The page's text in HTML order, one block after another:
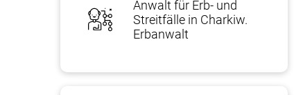
Anwalt für Erb- und
Streitfälle in Charkiw.
Erbanwalt